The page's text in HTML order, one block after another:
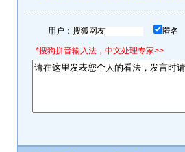
用户： 匿名
*搜狗拼音输入法，中文处理专家>>